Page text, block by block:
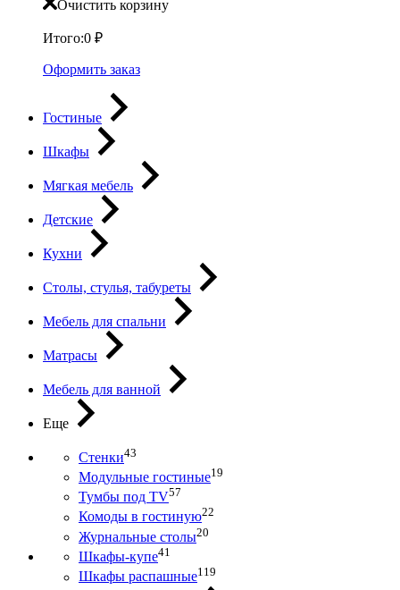
Очистить корзину
Итого:0 ₽
Оформить заказ
Гостиные
Шкафы
Мягкая мебель
Детские
Кухни
Столы, стулья, табуреты
Мебель для спальни
Матрасы
Мебель для ванной
Еще
Стенки43
Модульные гостиные19
Тумбы под ТV57
Комоды в гостиную22
Журнальные столы20
Шкафы-купе41
Шкафы распашные119